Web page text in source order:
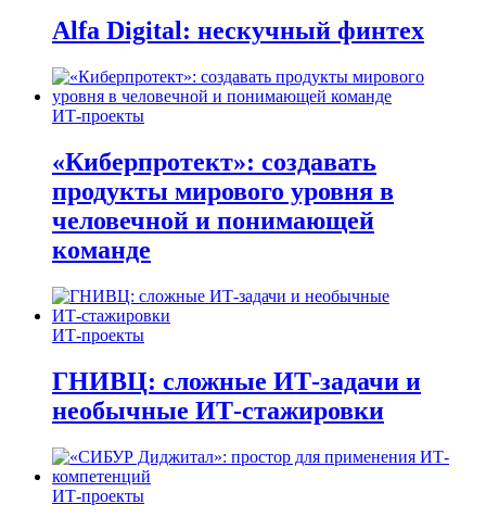
Alfa Digital: нескучный финтех
ИТ-проекты
«Киберпротект»: создавать
продукты мирового уровня в
человечной и понимающей
команде
ИТ-проекты
ГНИВЦ: сложные ИТ‑задачи и
необычные ИТ‑стажировки
ИТ-проекты